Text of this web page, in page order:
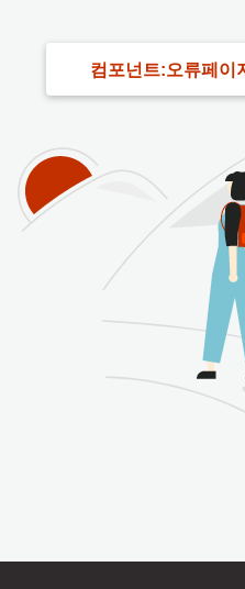
컴포넌트:오류페이